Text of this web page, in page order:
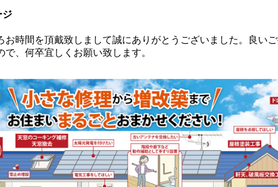
ジ
お時間を頂戴致しまして誠にありがとうございました。良い
で、何卒宜しくお願い致します。